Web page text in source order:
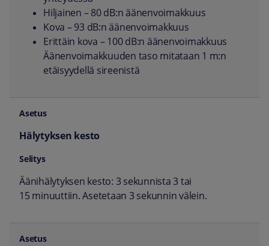
Hiljainen – 80 dB:n äänenvoimakkuus
Kova – 93 dB:n äänenvoimakkuus
Erittäin kova – 100 dB:n äänenvoimakkuus
Äänenvoimakkuuden taso mitataan 1 m:n
etäisyydellä sireenistä
Hälytyksen kesto
Äänihälytyksen kesto: 3 sekunnista 3 tai
15 minuuttiin. Asetetaan 3 sekunnin välein.